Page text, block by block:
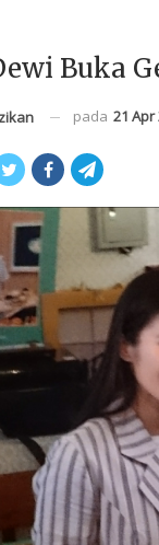
Buka
pada 21 Apr